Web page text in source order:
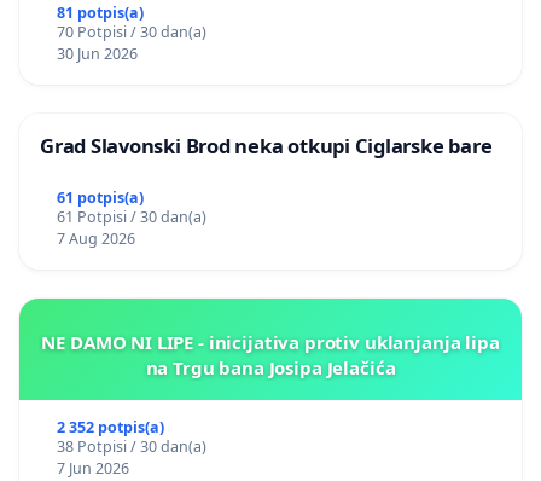
81 potpis(a)
70 Potpisi / 30 dan(a)
30 Jun 2026
Grad Slavonski Brod neka otkupi Ciglarske bare
61 potpis(a)
61 Potpisi / 30 dan(a)
7 Aug 2026
NE DAMO NI LIPE - inicijativa protiv uklanjanja lipa
na Trgu bana Josipa Jelačića
2 352 potpis(a)
38 Potpisi / 30 dan(a)
7 Jun 2026